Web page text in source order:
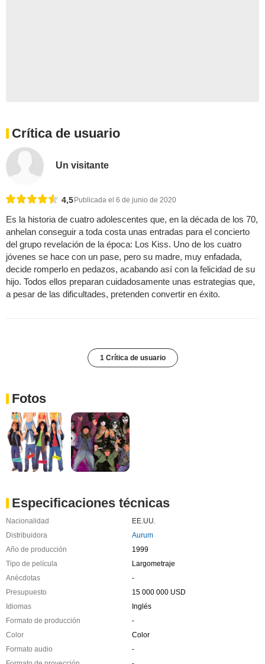
Crítica de usuario
Un visitante
4,5 Publicada el 6 de junio de 2020
Es la historia de cuatro adolescentes que, en la década de los 70,
anhelan conseguir a toda costa unas entradas para el concierto
del grupo revelación de la época: Los Kiss. Uno de los cuatro
jóvenes se hace con un pase, pero su madre, muy enfadada,
decide romperlo en pedazos, acabando así con la felicidad de su
hijo. Todos ellos preparan cuidadosamente unas estrategias que,
a pesar de las dificultades, pretenden convertir en éxito.
1 Crítica de usuario
Fotos
Especificaciones técnicas
Nacionalidad
EE.UU.
Distribuidora
Aurum
Año de producción
1999
Tipo de película
Largometraje
Anécdotas
-
Presupuesto
15 000 000 USD
Idiomas
Inglés
Formato de producción
-
Color
Color
Formato audio
-